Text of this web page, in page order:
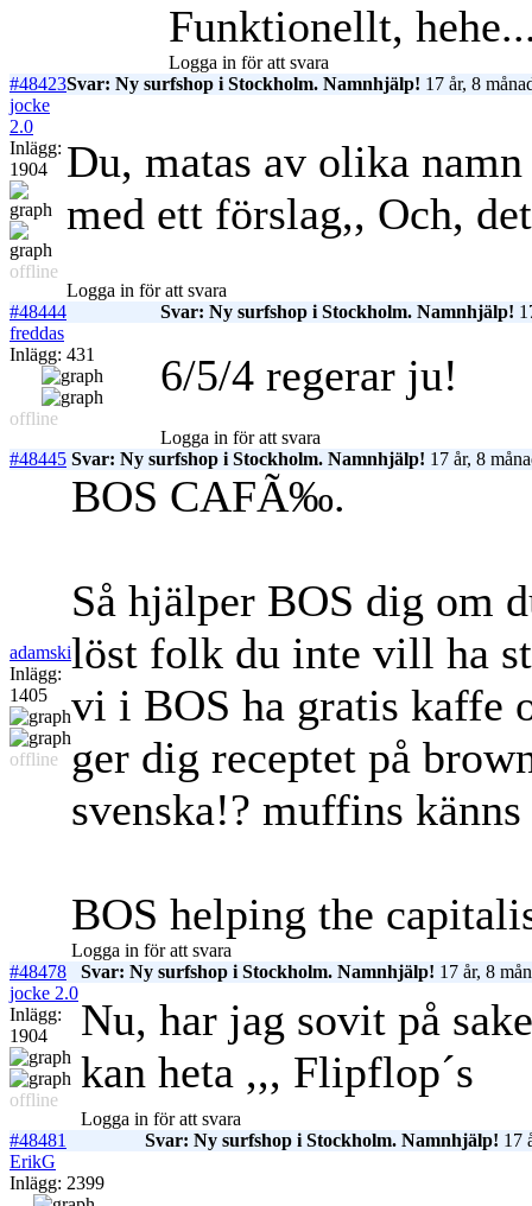
Funktionellt,
Logga in för att svara
#48423Svar: Ny surfshop i Stockholm. Namnhjälp! 17 år, 8
jocke
2.0
Inlägg:
1904
offline
Du, matas av olika
med ett förslag,, Och,
Logga in för att svara
#48444
Svar: Ny surfshop i Stockholm. Namnhjälp!
freddas
Inlägg: 431
offline
6/5/4 regerar ju!
Logga in för att svara
#48445 Svar: Ny surfshop i Stockholm. Namnhjälp! 17 år, 8
adamski
Inlägg:
1405
offline
BOS CAFÃ‰.
Så hjälper BOS dig om
löst folk du inte vill ha
vi i BOS ha gratis kaffe
ger dig receptet på
svenska!? muffins
BOS helping the
Logga in för att svara
#48478
Svar: Ny surfshop i Stockholm. Namnhjälp! 17 år, 8
jocke 2.0
Inlägg:
1904
offline
Nu, har jag sovit på
kan heta ,,, Flipflop´s
Logga in för att svara
#48481
Svar: Ny surfshop i Stockholm. Namnhjälp! 17
ErikG
Inlägg: 2399